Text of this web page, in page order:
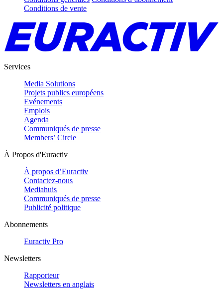
Conditions de vente
Services
Media Solutions
Projets publics européens
Evénements
Emplois
Agenda
Communiqués de presse
Members’ Circle
À Propos d'Euractiv
À propos d’Euractiv
Contactez-nous
Mediahuis
Communiqués de presse
Publicité politique
Abonnements
Euractiv Pro
Newsletters
Rapporteur
Newsletters en anglais